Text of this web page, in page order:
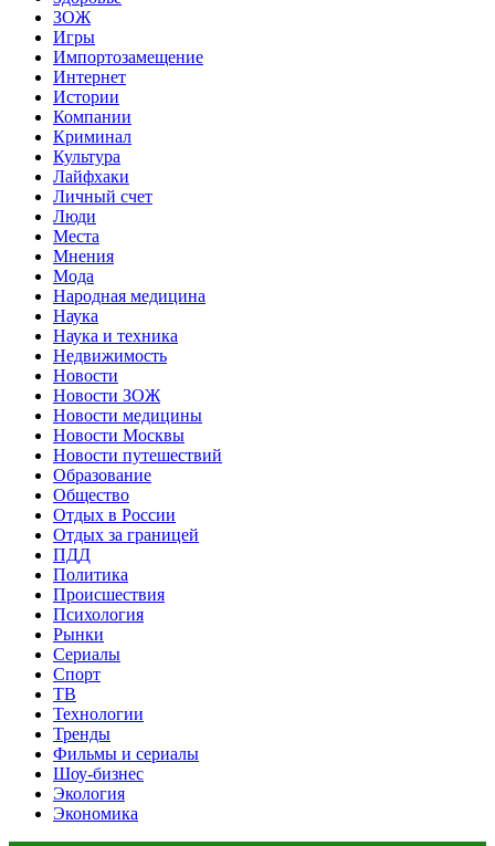
ЗОЖ
Игры
Импортозамещение
Интернет
Истории
Компании
Криминал
Культура
Лайфхаки
Личный счет
Люди
Места
Мнения
Мода
Народная медицина
Наука
Наука и техника
Недвижимость
Новости
Новости ЗОЖ
Новости медицины
Новости Москвы
Новости путешествий
Образование
Общество
Отдых в России
Отдых за границей
ПДД
Политика
Происшествия
Психология
Рынки
Сериалы
Спорт
ТВ
Технологии
Тренды
Фильмы и сериалы
Шоу-бизнес
Экология
Экономика